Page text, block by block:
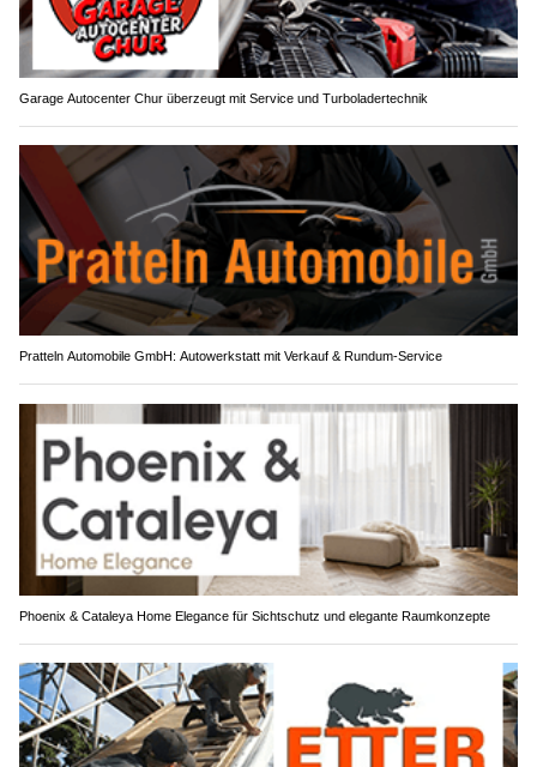
Garage Autocenter Chur überzeugt mit Service und Turboladertechnik
Pratteln Automobile GmbH: Autowerkstatt mit Verkauf & Rundum-Service
Phoenix & Cataleya Home Elegance für Sichtschutz und elegante Raumkonzepte